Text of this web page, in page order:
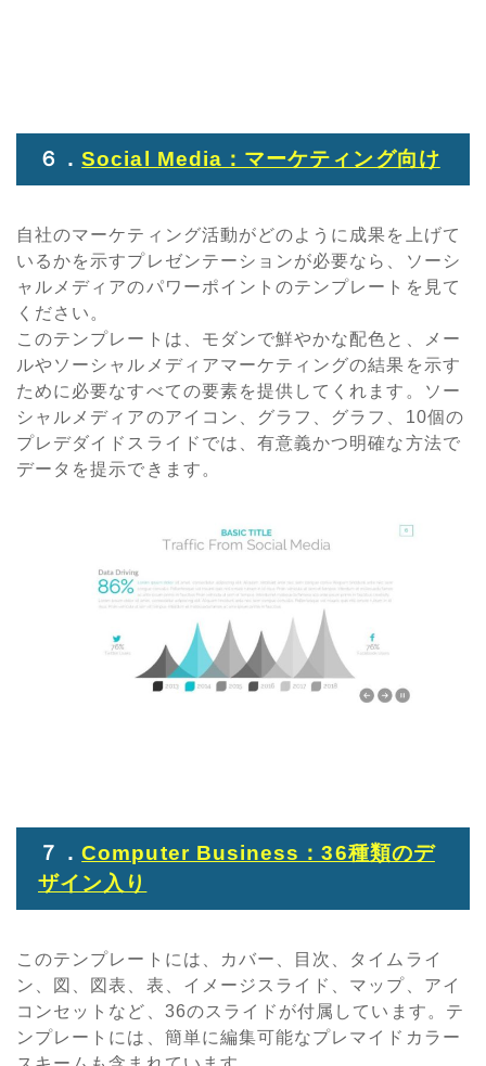
６．Social Media：マーケティング向け
自社のマーケティング活動がどのように成果を上げて
いるかを示すプレゼンテーションが必要なら、ソーシ
ャルメディアのパワーポイントのテンプレートを見て
ください。
このテンプレートは、モダンで鮮やかな配色と、メー
ルやソーシャルメディアマーケティングの結果を示す
ために必要なすべての要素を提供してくれます。ソー
シャルメディアのアイコン、グラフ、グラフ、10個の
プレデダイドスライドでは、有意義かつ明確な方法で
データを提示できます。
７．Computer Business：36種類のデ
ザイン入り
このテンプレートには、カバー、目次、タイムライ
ン、図、図表、表、イメージスライド、マップ、アイ
コンセットなど、36のスライドが付属しています。テ
ンプレートには、簡単に編集可能なプレマイドカラー